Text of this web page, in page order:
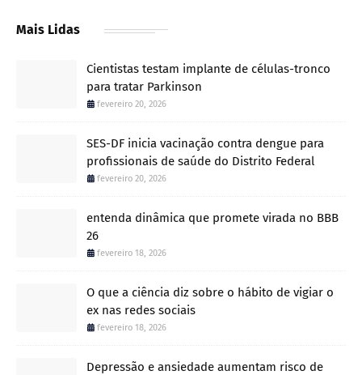
Mais Lidas
Cientistas testam implante de células-tronco
para tratar Parkinson
fevereiro 20, 2026
SES-DF inicia vacinação contra dengue para
profissionais de saúde do Distrito Federal
fevereiro 20, 2026
entenda dinâmica que promete virada no BBB
26
fevereiro 18, 2026
O que a ciência diz sobre o hábito de vigiar o
ex nas redes sociais
fevereiro 18, 2026
Depressão e ansiedade aumentam risco de